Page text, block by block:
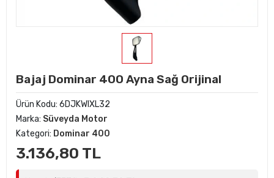
Bajaj Dominar 400 Ayna Sağ Orijinal
Ürün Kodu: 6DJKWIXL32
Marka: Süveyda Motor
Kategori: Dominar 400
3.136,80 TL